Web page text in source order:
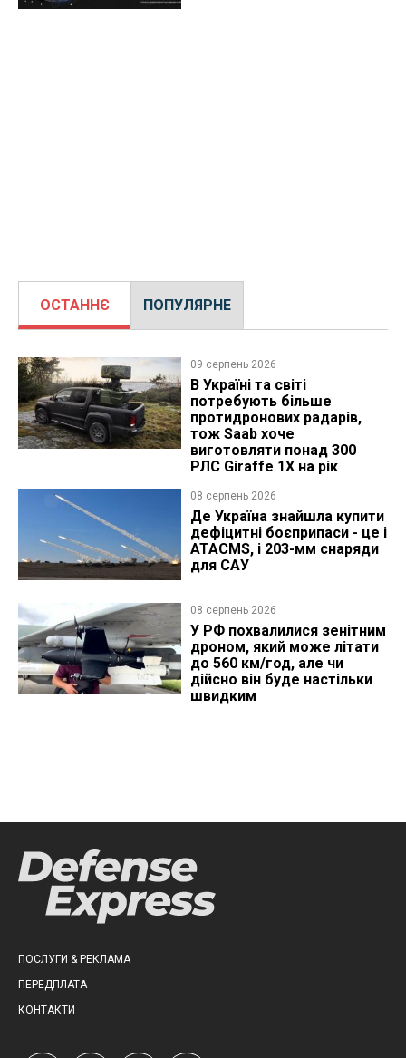
ОСТАННЄ ПОПУЛЯРНЕ
09 серпень 2026
В Україні та світі
потребують більше
протидронових радарів,
тож Saab хоче
виготовляти понад 300
РЛС Giraffe 1X на рік
08 серпень 2026
Де Україна знайшла купити
дефіцитні боєприпаси - це і
ATACMS, і 203-мм снаряди
для САУ
08 серпень 2026
У РФ похвалилися зенітним
дроном, який може літати
до 560 км/год, але чи
дійсно він буде настільки
швидким
ПОСЛУГИ & РЕКЛАМА
ПЕРЕДПЛАТА
КОНТАКТИ